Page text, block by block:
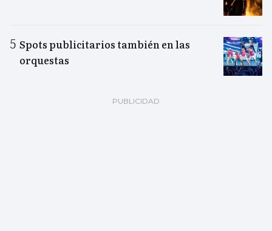
Spots publicitarios también en las
orquestas